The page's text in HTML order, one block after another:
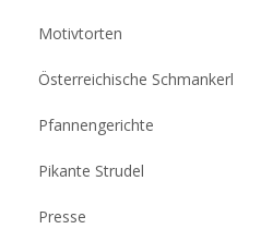
Motivtorten
Österreichische Schmankerl
Pfannengerichte
Pikante Strudel
Presse